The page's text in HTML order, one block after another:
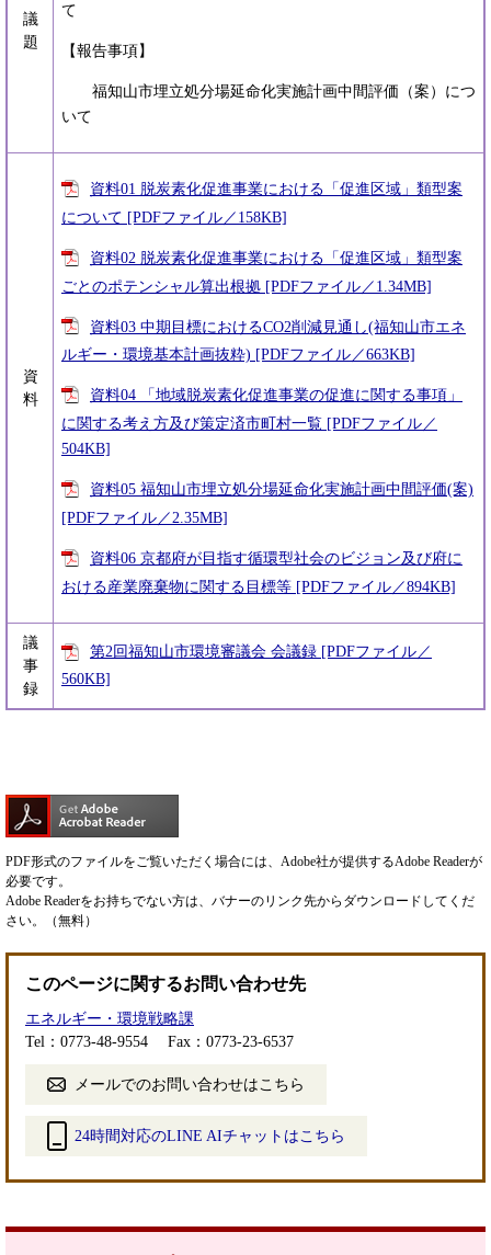
議
題
て
【報告事項】
福知山市埋立処分場延命化実施計画中間評価（案）につ
いて
資
料
資料01 脱炭素化促進事業における「促進区域」類型案
について [PDFファイル／158KB]
資料02 脱炭素化促進事業における「促進区域」類型案
ごとのポテンシャル算出根拠 [PDFファイル／1.34MB]
資料03 中期目標におけるCO2削減見通し(福知山市エネ
ルギー・環境基本計画抜粋) [PDFファイル／663KB]
資料04 「地域脱炭素化促進事業の促進に関する事項」
に関する考え方及び策定済市町村一覧 [PDFファイル／
504KB]
資料05 福知山市埋立処分場延命化実施計画中間評価(案)
[PDFファイル／2.35MB]
資料06 京都府が目指す循環型社会のビジョン及び府に
おける産業廃棄物に関する目標等 [PDFファイル／894KB]
議
事
録
第2回福知山市環境審議会 会議録 [PDFファイル／
560KB]
PDF形式のファイルをご覧いただく場合には、Adobe社が提供するAdobe Readerが
必要です。
Adobe Readerをお持ちでない方は、バナーのリンク先からダウンロードしてくだ
さい。（無料）
このページに関するお問い合わせ先
エネルギー・環境戦略課
Tel：0773-48-9554
Fax：0773-23-6537
メールでのお問い合わせはこちら
24時間対応のLINE AIチャットはこちら
リ